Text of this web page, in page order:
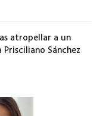
atropellar a un
Sánchez